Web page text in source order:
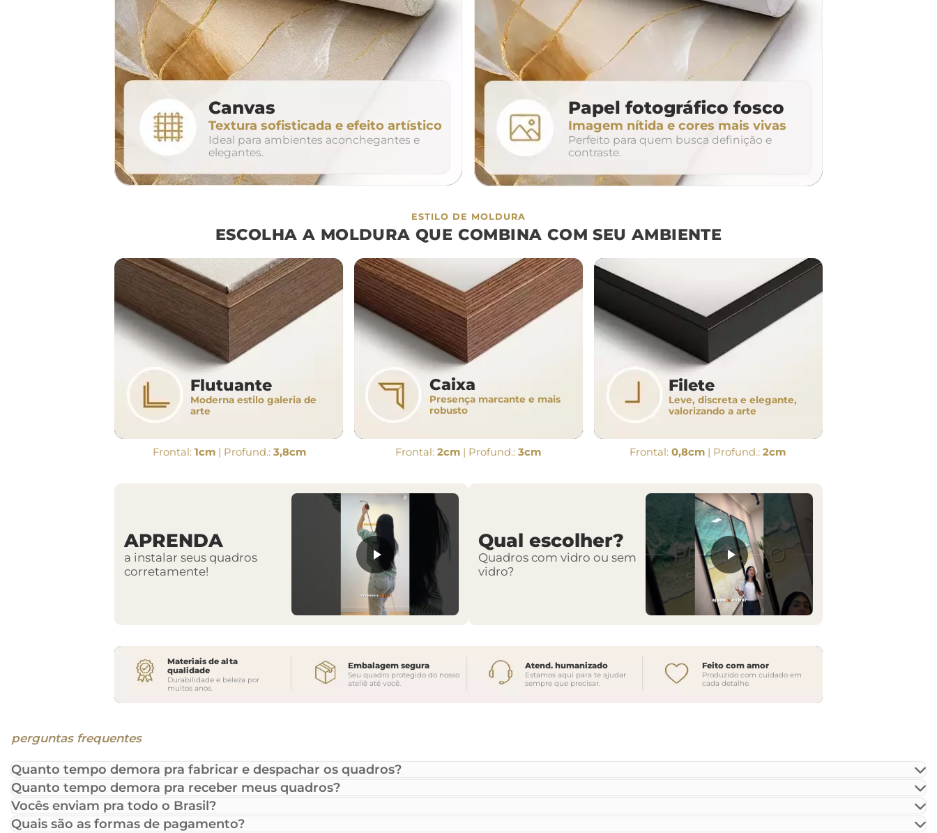
280cm 320cm
conjunto
avulso duo trio
Canvas
Textura sofisticada e efeito artístico
Ideal para ambientes aconchegantes e
elegantes.
Papel fotográfico fosco
Imagem nítida e cores mais vivas
Perfeito para quem busca definição e
contraste.
ESTILO DE MOLDURA
ESCOLHA A MOLDURA QUE COMBINA COM SEU AMBIENTE
Flutuante
Moderna estilo galeria de
arte
Frontal: 1cm| Profund.: 3,8cm
Caixa
Presença marcante e mais
robusto
Frontal:2cm | Profund.:3cm
Filete
Leve, discreta e elegante,
valorizando a arte
Frontal:0,8cm | Profund.:2cm
APRENDA
a instalar seus quadros
corretamente!
Qual escolher?
Quadros com vidro ou sem
vidro?
Materiais de alta
qualidade
Durabilidade e beleza por
muitos anos.
Embalagem segura
Seu quadro protegido do nosso
ateliê até você.
Atend. humanizado
Estamos aqui para te ajudar
sempre que precisar.
Feito com amor
Produzido com cuidado em
cada detalhe.
perguntas frequentes
Quanto tempo demora pra fabricar e despachar os quadros?
Quanto tempo demora pra receber meus quadros?
Vocês enviam pra todo o Brasil?
Quais são as formas de pagamento?